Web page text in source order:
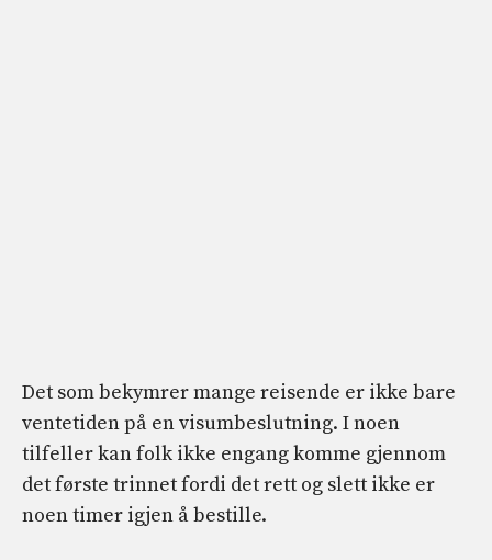
Det som bekymrer mange reisende er ikke bare
ventetiden på en visumbeslutning. I noen
tilfeller kan folk ikke engang komme gjennom
det første trinnet fordi det rett og slett ikke er
noen timer igjen å bestille.